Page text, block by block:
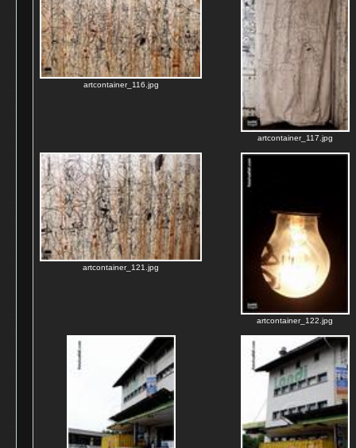
artcontainer_116.jpg
artcontainer_117.jpg
artcontainer_121.jpg
artcontainer_122.jpg